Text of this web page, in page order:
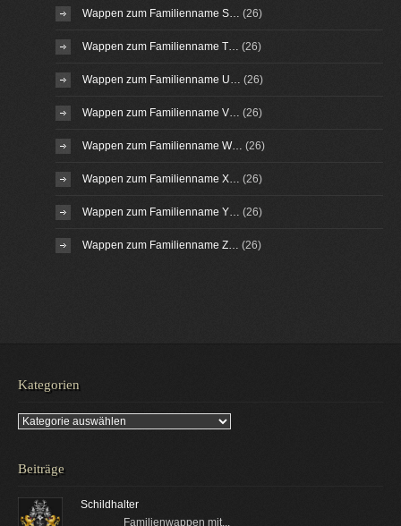
Wappen zum Familienname S… (26)
Wappen zum Familienname T… (26)
Wappen zum Familienname U… (26)
Wappen zum Familienname V… (26)
Wappen zum Familienname W… (26)
Wappen zum Familienname X… (26)
Wappen zum Familienname Y… (26)
Wappen zum Familienname Z… (26)
Kategorien
Kategorien
Beiträge
Schildhalter
Familienwappen mit...